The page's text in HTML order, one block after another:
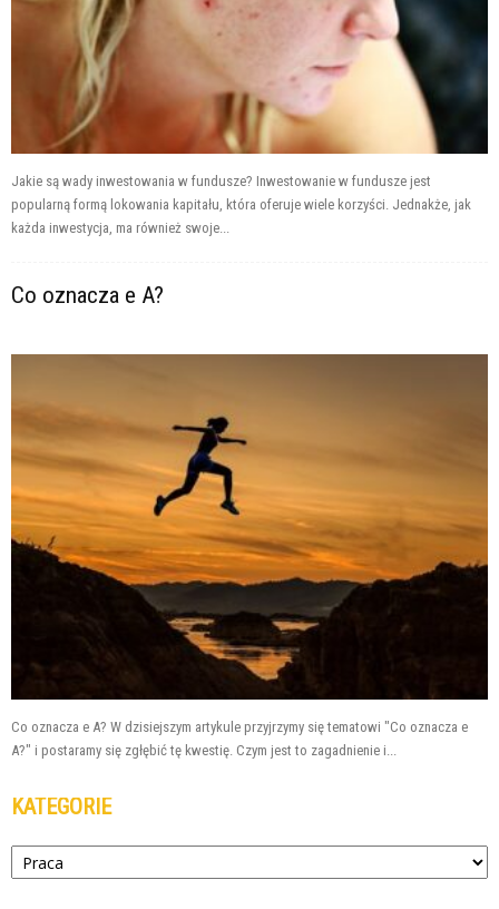
Jakie są wady inwestowania w fundusze? Inwestowanie w fundusze jest
popularną formą lokowania kapitału, która oferuje wiele korzyści. Jednakże, jak
każda inwestycja, ma również swoje...
Co oznacza e A?
Co oznacza e A? W dzisiejszym artykule przyjrzymy się tematowi "Co oznacza e
A?" i postaramy się zgłębić tę kwestię. Czym jest to zagadnienie i...
KATEGORIE
Kategorie